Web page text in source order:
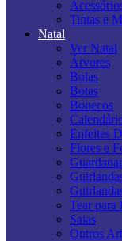
Tintas e
Natal
Ver Natal
Árvores
Bolas
Botas
Bonecos
Enfeites
Flores e
Tear para
Saias
Outros